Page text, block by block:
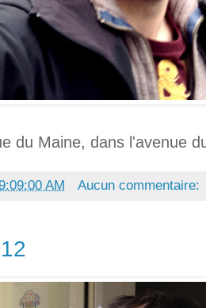
du Maine, dans l'avenue
AM Aucun commentaire: